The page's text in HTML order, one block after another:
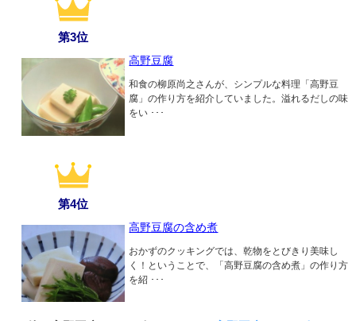
第3位
高野豆腐
和食の柳原尚之さんが、シンプルな料理「高野豆
腐」の作り方を紹介していました。溢れるだしの味
をい ･･･
第4位
高野豆腐の含め煮
おかずのクッキングでは、乾物をとびきり美味し
く！ということで、「高野豆腐の含め煮」の作り方
を紹 ･･･